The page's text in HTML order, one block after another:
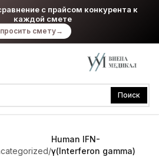
с прайсом конкурента к
каждой смете
смету→
Поиск
/
Human IFN-
γ(Interferon gamma)